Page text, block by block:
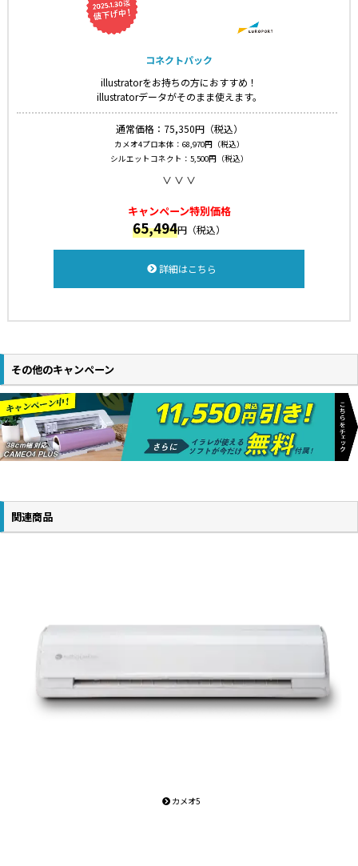
コネクトパック
illustratorをお持ちの方におすすめ！
illustratorデータがそのまま使えます。
通常価格：75,350円（税込）
カメオ4プロ本体：68,970円（税込）
シルエットコネクト：5,500円（税込）
∨ ∨ ∨
キャンペーン特別価格
65,494円（税込）
詳細はこちら
その他のキャンペーン
関連商品
カメオ5